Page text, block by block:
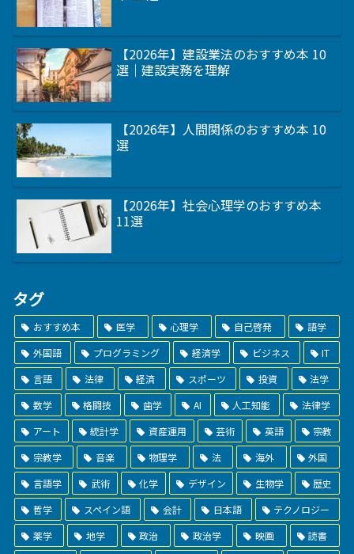
【2026年】建設業法のおすすめ本 10
選｜建設実務を理解
【2026年】人間関係のおすすめ本 10
選
【2026年】社会心理学のおすすめ本
11選
タグ
おすすめ本 医学 心理学 自己啓発
語学
外国語
プログラミング 経済学 ビジネス
IT
言語
法律 経済 スポーツ 投資
法学
数学
格闘技 歯学 AI 人工知能
法律学
アート
統計学 資産運用 芸術 英語
宗教
宗教学
音楽 物理学 法 海外
外国
言語学
武術 化学 デザイン 生物学
歴史
哲学
スペイン語 会計 日本語
テクノロジー
薬学
地学 政治 政治学 映画 読書